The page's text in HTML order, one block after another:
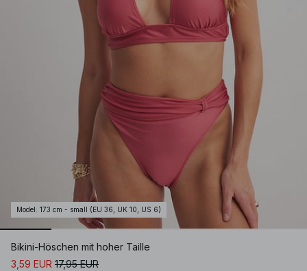
Model : 173 cm - small (EU 36, UK 10, US 6)
Bikini-Höschen mit hoher Taille
3,59 EUR 17,95 EUR